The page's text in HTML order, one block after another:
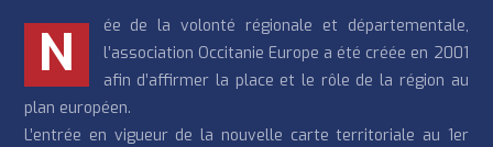
N
ée de la volonté régionale et départementale,
l’association Occitanie Europe a été créée en 2001
afin d’affirmer la place et le rôle de la région au
plan européen.
L’entrée en vigueur de la nouvelle carte territoriale au 1er